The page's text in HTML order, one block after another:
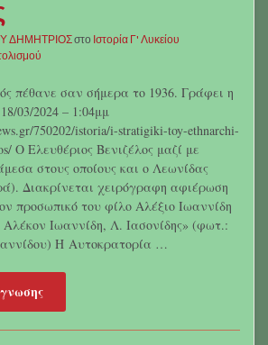
ΔΗΜΗΤΡΙΟΣστο Ιστορία Γ' Λυκείου
πέθανε σαν σήμερα το 1936. Γράφει η
03/2024 – 1:04μμ
750202/istoria/i-stratigiki-toy-ethnarchi-
Ο Ελευθέριος Βενιζέλος μαζί με
στους οποίους και ο Λεωνίδας
Διακρίνεται χειρόγραφη αφιέρωση
προσωπικό του φίλο Αλέξιο Ιωαννίδη
Ιωαννίδη, Λ. Ιασονίδης» (φωτ.:
Η Αυτοκρατορία …